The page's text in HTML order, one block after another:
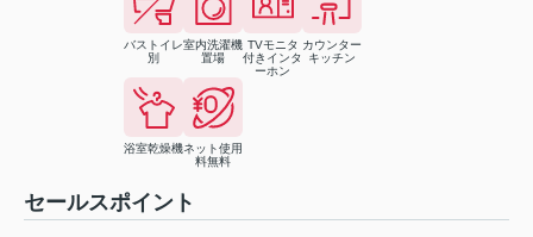
バストイレ
別
室内洗濯機
置場
TVモニタ
付きインタ
ーホン
カウンター
キッチン
浴室乾燥機ネット使用
料無料
セールスポイント